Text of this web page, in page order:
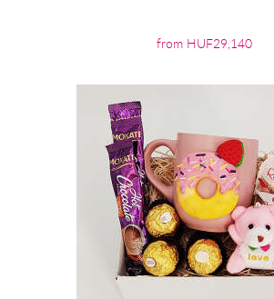
from HUF29,140